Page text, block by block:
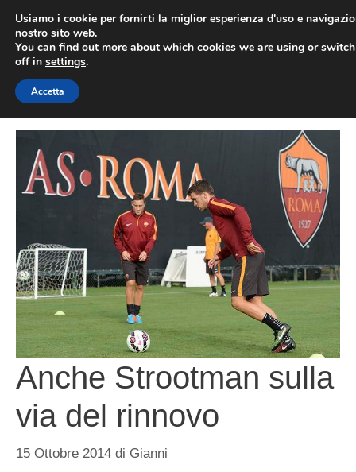
contenuto
Anche Strootman sulla
via del rinnovo
15 Ottobre 2014 di Gianni
Usiamo i cookie per fornirti la miglior esperienza d'uso e
nostro sito web.
You can find out more about which cookies we are using or
off in settings.
Accetta